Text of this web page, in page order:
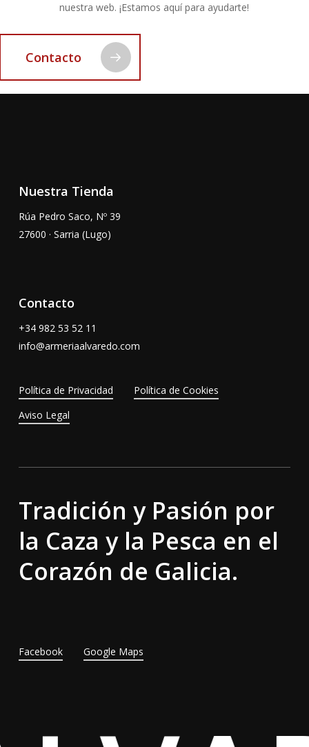
nuestra web. ¡Estamos aquí para ayudarte!
Contacto
Nuestra Tienda
Rúa Pedro Saco, Nº 39
27600 · Sarria (Lugo)
Contacto
+34 982 53 52 11
info@armeriaalvaredo.com
Política de Privacidad
Política de Cookies
Aviso Legal
Tradición y Pasión por
la Caza y la Pesca en el
Corazón de Galicia.
Facebook Google Maps